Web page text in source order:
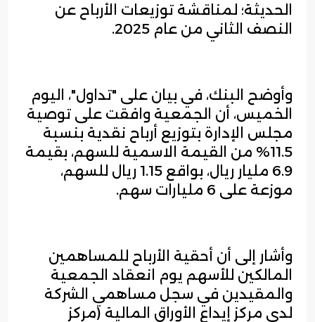
الحديثة؛ لمناقشة توزيعات الأرباح عن
النصف الثاني من عام 2025.
وأوضح البنك، في بيان على "تداول"، اليوم
الخميس، أن الجمعية وافقت على توصية
مجلس الإدارة بتوزيع أرباح نقدية بنسبة
11.5% من القيمة الاسمية للسهم، بقيمة
6.9 مليار ريال، بواقع 1.15 ريال للسهم،
موزعة على 6 مليارات سهم.
وأشار إلى أن أحقية الأرباح للمساهمين
المالكين للأسهم يوم انعقاد الجمعية
والمقيدين في سجل مساهمي الشركة
لدى مركز إيداع الأوراق المالية (مركز